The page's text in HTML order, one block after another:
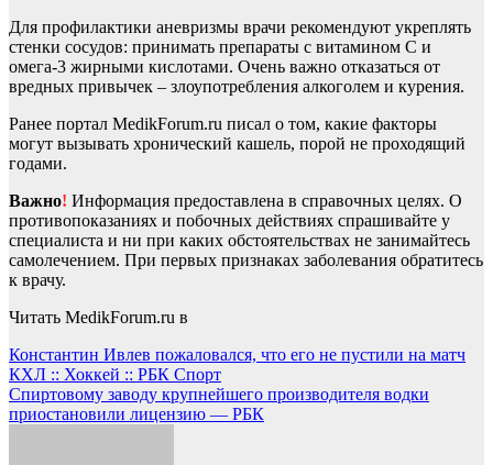
Для профилактики аневризмы врачи рекомендуют укреплять
стенки сосудов: принимать препараты с витамином С и
омега-3 жирными кислотами. Очень важно отказаться от
вредных привычек – злоупотребления алкоголем и курения.
Ранее портал MedikForum.ru писал о том, какие факторы
могут вызывать хронический кашель, порой не проходящий
годами.
Важно! Информация предоставлена в справочных целях. О
противопоказаниях и побочных действиях спрашивайте у
специалиста и ни при каких обстоятельствах не занимайтесь
самолечением. При первых признаках заболевания обратитесь
к врачу.
Читать MedikForum.ru в
Навигация
по
записям
Константин Ивлев пожаловался, что его не пустили на матч
КХЛ :: Хоккей :: РБК Спорт
Спиртовому заводу крупнейшего производителя водки
приостановили лицензию — РБК